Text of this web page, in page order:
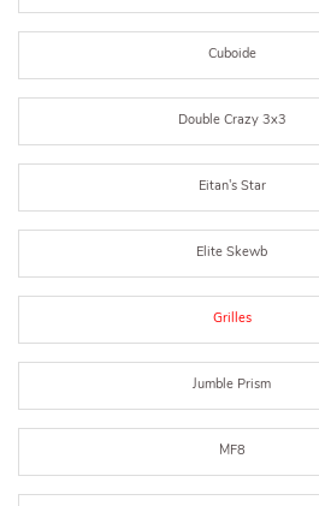
Cuboide
Double Crazy 3x3
Eitan's Star
Elite Skewb
Grilles
Jumble Prism
MF8